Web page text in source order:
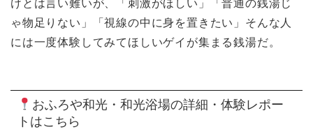
けとは言い難いが、「刺激がほしい」「普通の銭湯じ
ゃ物足りない」「視線の中に身を置きたい」そんな人
には一度体験してみてほしいゲイが集まる銭湯だ。
おふろや和光・和光浴場の詳細・体験レポー
トはこちら